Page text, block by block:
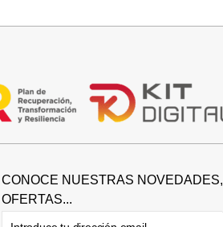
CONOCE NUESTRAS NOVEDADES,
OFERTAS...